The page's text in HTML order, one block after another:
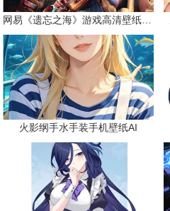
网易《遗忘之海》游戏高清壁纸精选
火影纲手水手装手机壁纸AI